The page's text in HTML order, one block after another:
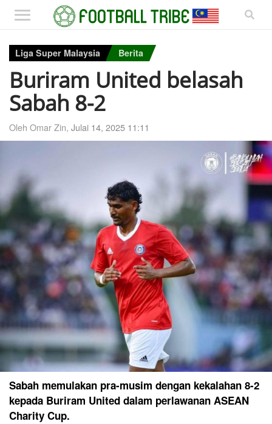
Liga Super Malaysia Berita
Buriram United belasah
Sabah 8-2
Oleh Omar Zin, Julai 14, 2025 11:11
Sabah memulakan pra-musim dengan kekalahan 8-2
kepada Buriram United dalam perlawanan ASEAN
Charity Cup.